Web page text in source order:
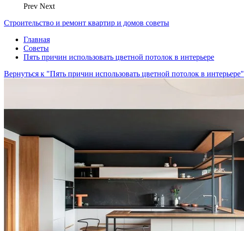
Prev Next
Строительство и ремонт квартир и домов советы
Главная
Советы
Пять причин использовать цветной потолок в интерьере
Вернуться к "Пять причин использовать цветной потолок в интерьере"